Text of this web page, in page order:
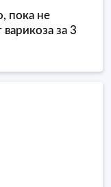
пока не
за 3